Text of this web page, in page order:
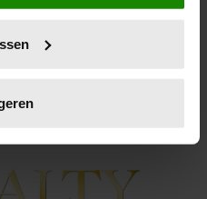
nauwkeurig kan zijn
(fingerprinting)
in het
en advertenties te